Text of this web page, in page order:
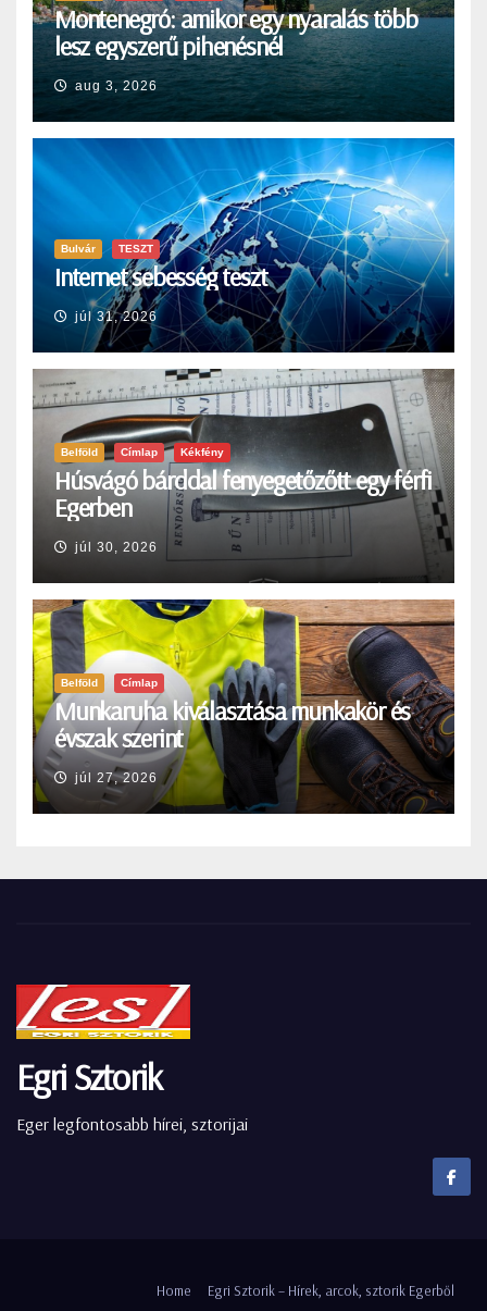
Montenegró: amikor egy nyaralás több
lesz egyszerű pihenésnél
aug 3, 2026
Bulvár TESZT
Internet sebesség teszt
júl 31, 2026
Belföld Címlap Kékfény
Húsvágó bárddal fenyegetőzőtt egy férfi
Egerben
júl 30, 2026
Belföld Címlap
Munkaruha kiválasztása munkakör és
évszak szerint
júl 27, 2026
Egri Sztorik
Eger legfontosabb hírei, sztorijai
Home Egri Sztorik – Hírek, arcok, sztorik Egerből